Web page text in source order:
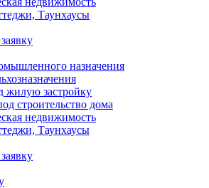
Таунхаусы
назначения
жилую застройку
строительство дома
недвижимость
Таунхаусы